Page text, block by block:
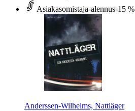
Asiakasomistaja-alennus-15 %
Anderssen-Wilhelms, Nattläger